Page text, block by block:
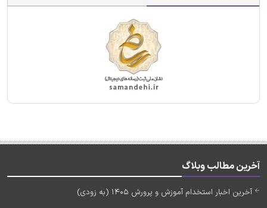
آخرین مطالب وبلاگ
آخرین اخبار استخدام آموزش و پرورش 1405 (به زودی)